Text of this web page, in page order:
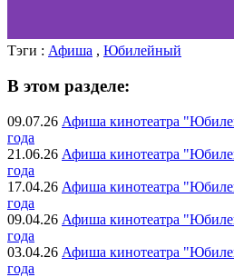
Тэги : Афиша , Юбилейный
В этом разделе:
09.07.26 Афиша кинотеатра
года
21.06.26 Афиша кинотеатра
года
17.04.26 Афиша кинотеатра
года
09.04.26 Афиша кинотеатра
года
03.04.26 Афиша кинотеатра
года